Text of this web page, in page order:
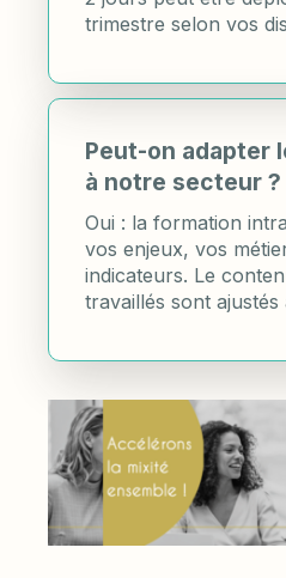
trimestre selon vos
Peut-on adapter
à notre secteur ?
Oui : la formation
vos enjeux, vos
indicateurs. Le
travaillés sont